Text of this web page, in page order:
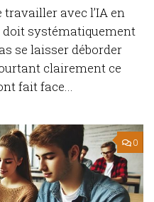
travailler avec l’IA en
doit systématiquement
se laisser déborder
clairement ce
fait face...
0